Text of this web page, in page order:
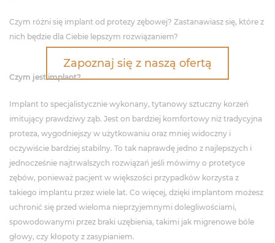
Czym różni się implant od protezy zębowej? Zastanawiasz się, które z
nich będzie dla Ciebie lepszym rozwiązaniem?
Zapoznaj się z naszą ofertą
Czym jest implant?
Implant to specjalistycznie wykonany, tytanowy sztuczny korzeń
imitujący prawdziwy ząb. Jest on bardziej komfortowy niż tradycyjna
proteza, wygodniejszy w użytkowaniu oraz mniej widoczny i
oczywiście bardziej stabilny. To tak naprawdę jedno z najlepszych i
jednocześnie najtrwalszych rozwiązań jeśli mówimy o protetyce
zębów, ponieważ pacjent w większości przypadków korzysta z
takiego implantu przez wiele lat. Co więcej, dzięki implantom możesz
uchronić się przed wieloma nieprzyjemnymi dolegliwościami,
spowodowanymi przez braki uzębienia, takimi jak migrenowe bóle
głowy, czy kłopoty z zasypianiem.